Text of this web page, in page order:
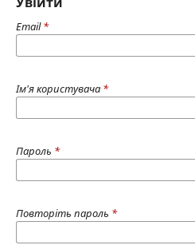
Email*
Ім'я користувача *
Пароль *
Повторіть пароль *